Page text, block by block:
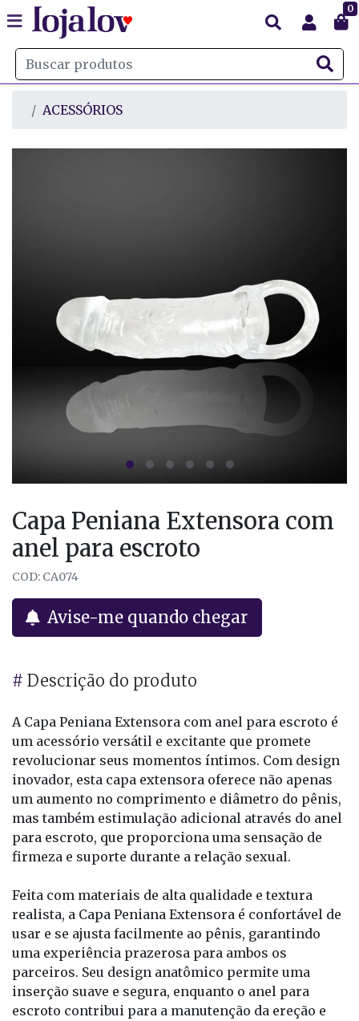
0
ACESSÓRIOS
Capa Peniana Extensora com
anel para escroto
COD: CA074
Avise-me quando chegar
# Descrição do produto
A Capa Peniana Extensora com anel para escroto é
um acessório versátil e excitante que promete
revolucionar seus momentos íntimos. Com design
inovador, esta capa extensora oferece não apenas
um aumento no comprimento e diâmetro do pênis,
mas também estimulação adicional através do anel
para escroto, que proporciona uma sensação de
firmeza e suporte durante a relação sexual.
Feita com materiais de alta qualidade e textura
realista, a Capa Peniana Extensora é confortável de
usar e se ajusta facilmente ao pênis, garantindo
uma experiência prazerosa para ambos os
parceiros. Seu design anatômico permite uma
inserção suave e segura, enquanto o anel para
escroto contribui para a manutenção da ereção e